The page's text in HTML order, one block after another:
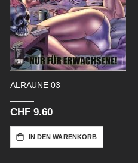
ALRAUNE 03
CHF 9.60
IN DEN WARENKORB